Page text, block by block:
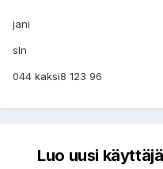
jani
sln
044 kaksi8 123 96
Luo uusi